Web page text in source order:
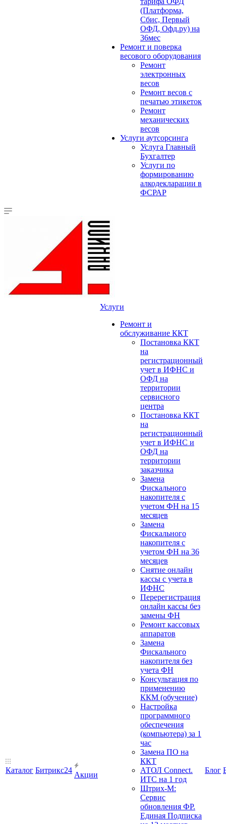
(Платформа,
Сбис, Первый
ОФД, Офд.ру) на
36мес
Ремонт и поверка
весового оборудования
Ремонт
электронных
весов
Ремонт весов с
печатью этикеток
Ремонт
механических
весов
Услуги аутсорсинга
Услуга Главный
Бухгалтер
Услуги по
формированию
алкодекларации в
ФСРАР
Каталог Битрикс24
Акции
Услуги
Ремонт и
обслуживание ККТ
Постановка ККТ
на
регистрационный
учет в ИФНС и
ОФД на
территории
сервисного
центра
Постановка ККТ
на
регистрационный
учет в ИФНС и
ОФД на
территории
заказчика
Замена
Фискального
накопителя с
учетом ФН на 15
месяцев
Замена
Фискального
накопителя с
учетом ФН на 36
месяцев
Снятие онлайн
кассы с учета в
ИФНС
Перерегистрация
онлайн кассы без
замены ФН
Ремонт кассовых
аппаратов
Замена
Фискального
накопителя без
учета ФН
Консультация по
применению
ККМ (обучение)
Настройка
программного
обеспечения
(компьютера) за 1
час
Замена ПО на
ККТ
АТОЛ Connect.
ИТС на 1 год
Штрих-М:
Сервис
обновления ФР.
Единая Подписка
Блог